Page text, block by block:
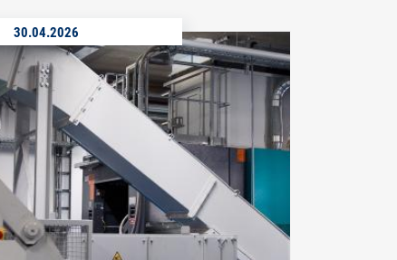
30.04.2026